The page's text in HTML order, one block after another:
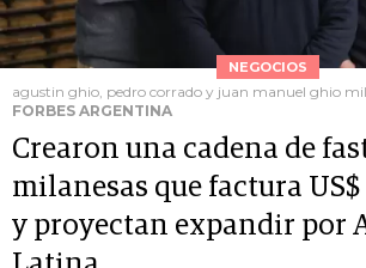
NEGOCIOS
agustin ghio, pedro corrado y juan manuel ghio
FORBES ARGENTINA
Crearon una cadena de
milanesas que factura
y proyectan expandir por